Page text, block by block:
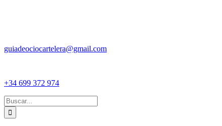
guiadeociocartelera@gmail.com
+34 699 372 974
Buscar: